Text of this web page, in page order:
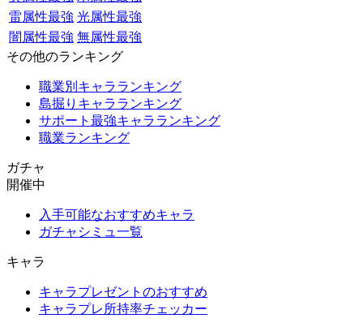
雷属性最強 光属性最強
闇属性最強 無属性最強
その他のランキング
職業別キャラランキング
島掘りキャラランキング
サポート最強キャラランキング
職業ランキング
ガチャ
開催中
入手可能なおすすめキャラ
ガチャシミュ一覧
キャラ
キャラプレゼントのおすすめ
キャラプレ所持率チェッカー